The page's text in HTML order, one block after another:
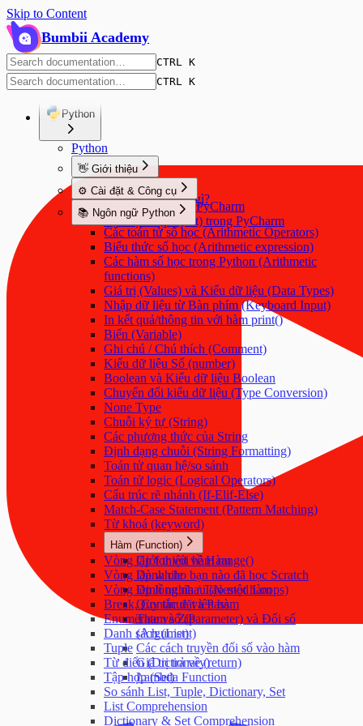
Skip to Content
Bumbii Academy
CTRL K
CTRL K
Python
Python
👋 Giới thiệu
Python là gì?
Python làm được gì?
⚙️ Cài đặt & Công cụ
Cài đặt Python & PyCharm
Tạo dự án (project) trong PyCharm
📚 Ngôn ngữ Python
Các toán tử số học (Arithmetic Operators)
Biểu thức số học (Arithmetic expression)
Các hàm số học trong Python (Arithmetic
functions)
Giá trị (Values) và Kiểu dữ liệu (Data Types)
Nhập dữ liệu từ Bàn phím (Keyboard Input)
In kết quả/thông tin với hàm print()
Biến (Variable)
Ghi chú / Chú thích (Comment)
Kiểu dữ liệu Số (number)
Boolean và Kiểu dữ liệu Boolean
Chuyển đổi kiểu dữ liệu (Type Conversion)
None Type
Chuỗi ký tự (String)
Các phương thức của String
Định dạng chuỗi (String Formatting)
Toán tử quan hệ/so sánh
Toán tử logic (Logical Operators)
Cấu trúc rẽ nhánh (If-Elif-Else)
Match-Case Statement (Pattern Matching)
Từ khoá (keyword)
Hàm (Function)
Giới thiệu về Hàm
Dành cho bạn nào đã học Scratch
Định nghĩa / Tạo một hàm
Quy tắc đặt tên hàm
Tham số (Parameter) và Đối số
(Argument)
Các cách truyền đối số vào hàm
Giá trị trả về (return)
Lambda Function
Vòng lặp for với hàm range()
Vòng lặp while
Vòng lặp lồng nhau (Nested Loops)
Break, Continue và Pass
Enumerate và Zip
Danh sách (List)
Tuple
Từ điển (Dictionary)
Tập hợp (Set)
So sánh List, Tuple, Dictionary, Set
List Comprehension
Dictionary & Set Comprehension